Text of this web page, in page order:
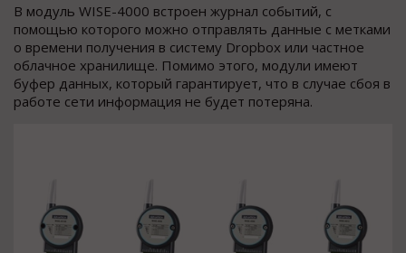
В модуль WISE-4000 встроен журнал событий, с
помощью которого можно отправлять данные с метками
о времени получения в систему Dropbox или частное
облачное хранилище. Помимо этого, модули имеют
буфер данных, который гарантирует, что в случае сбоя в
работе сети информация не будет потеряна.